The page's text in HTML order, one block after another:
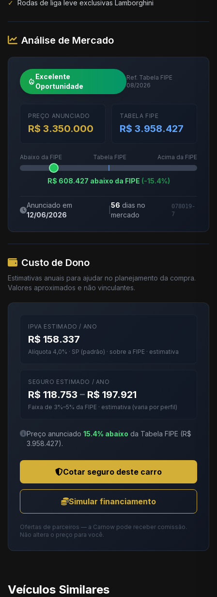
✓ Rodas de liga leve exclusivas Lamborghini
Análise de Mercado
local_fire_department
Excelente
Oportunidade
Ref. Tabela FIPE
08/2026
PREÇO ANUNCIADO
R$ 3.350.000
TABELA FIPE
R$ 3.958.427
Abaixo da FIPE Tabela FIPE Acima da FIPE
R$ 608.427 abaixo da FIPE (-15.4%)
Anunciado em
12/06/2026
56 dias no
mercado
078019-
7
Custo de Dono
Estimativas anuais para ajudar no planejamento da compra.
Valores aproximados e não vinculantes.
IPVA ESTIMADO / ANO
R$ 158.337
Alíquota 4,0% · SP (padrão) · sobre a FIPE · estimativa
SEGURO ESTIMADO / ANO
R$ 118.753 – R$ 197.921
Faixa de 3%–5% da FIPE · estimativa (varia por perfil)
Preço anunciado 15.4% abaixo da Tabela FIPE (R$
3.958.427).
Cotar seguro deste carro
Simular financiamento
Ofertas de parceiros — a Carnow pode receber comissão.
Não altera o preço para você.
Veículos Similares